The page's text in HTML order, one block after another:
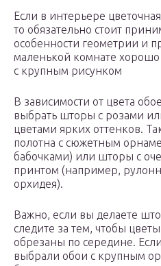
Если в интерьере
то обязательно стоит
особенности геометрии и
маленькой комнате хорошо
с крупным рисунком
В зависимости от цвета
выбрать шторы с розами
цветами ярких оттенков.
полотна с сюжетным
бабочками) или шторы с
принтом (например,
орхидея).
Важно, если вы делаете
следите за тем, чтобы
обрезаны по середине.
выбрали обои с крупным